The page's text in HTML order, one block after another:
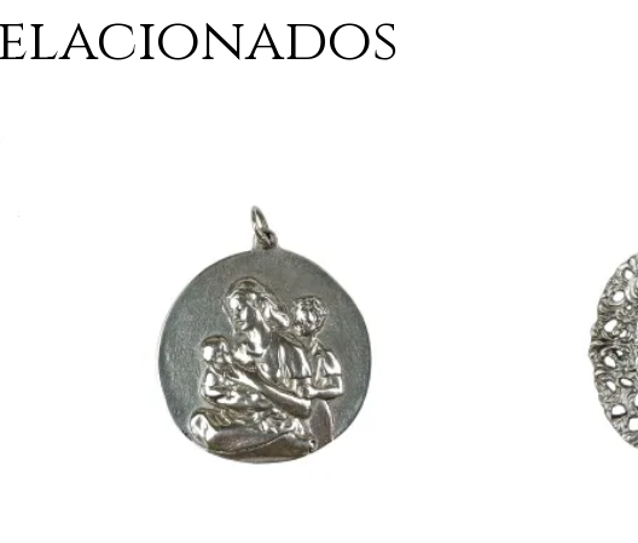
AÑADIR AL CARRITO